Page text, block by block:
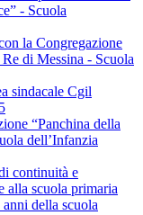
- Scuola
la Congregazione
di Messina - Scuola
sindacale Cgil
“Panchina della
dell’Infanzia
continuità e
alla scuola primaria
della scuola